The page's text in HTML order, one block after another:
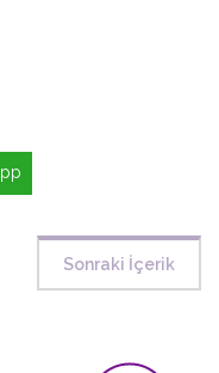
Sonraki İçerik